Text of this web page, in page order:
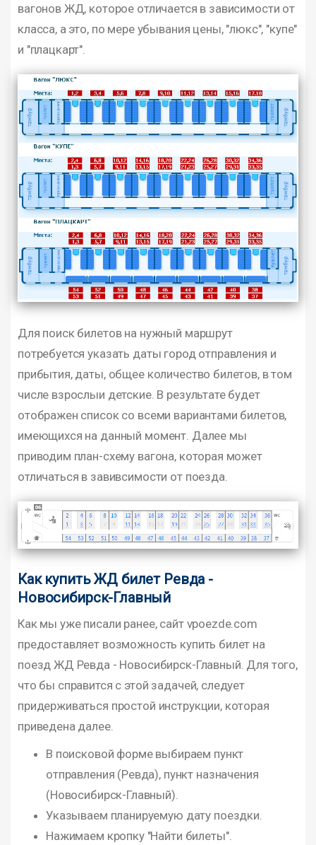
вагонов ЖД, которое отличается в зависимости от
класса, а это, по мере убывания цены, "люкс", "купе"
и "плацкарт".
Для поиск билетов на нужный маршрут
потребуется указать даты город отправления и
прибытия, даты, общее количество билетов, в том
числе взрослыи детские. В результате будет
отображен список со всеми вариантами билетов,
имеющихся на данный момент. Далее мы
приводим план-схему вагона, которая может
отличаться в завивсимости от поезда.
Как купить ЖД билет Ревда -
Новосибирск-Главный
Как мы уже писали ранее, сайт vpoezde.com
предоставляет возможность купить билет на
поезд ЖД Ревда - Новосибирск-Главный. Для того,
что бы справится с этой задачей, следует
придерживаться простой инструкции, которая
приведена далее.
В поисковой форме выбираем пункт
отправления (Ревда), пункт назначения
(Новосибирск-Главный).
Указываем планируемую дату поездки.
Нажимаем кропку "Найти билеты".